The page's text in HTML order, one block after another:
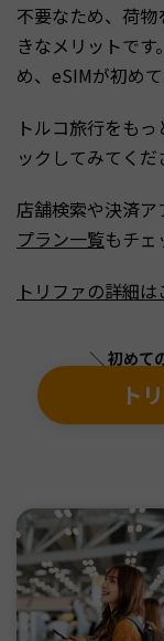
不要なため、荷
きなメリットで
め、eSIMが初め
トルコ旅行をも
ックしてみてくだ
店舗検索や決済ア
プラン一覧もチェ
トリファの詳細は
＼ 初めて
ト